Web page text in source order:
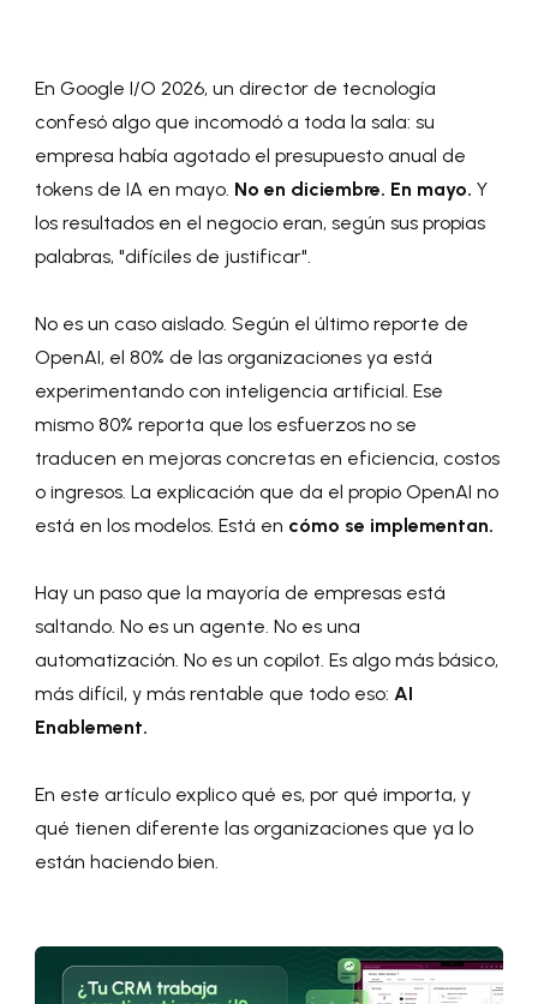
En Google I/O 2026, un director de tecnología
confesó algo que incomodó a toda la sala: su
empresa había agotado el presupuesto anual de
tokens de IA en mayo. No en diciembre. En mayo. Y
los resultados en el negocio eran, según sus propias
palabras, "difíciles de justificar".
No es un caso aislado. Según el último reporte de
OpenAI, el 80% de las organizaciones ya está
experimentando con inteligencia artificial. Ese
mismo 80% reporta que los esfuerzos no se
traducen en mejoras concretas en eficiencia, costos
o ingresos. La explicación que da el propio OpenAI no
está en los modelos. Está en cómo se implementan.
Hay un paso que la mayoría de empresas está
saltando. No es un agente. No es una
automatización. No es un copilot. Es algo más básico,
más difícil, y más rentable que todo eso:AI
Enablement.
En este artículo explico qué es, por qué importa, y
qué tienen diferente las organizaciones que ya lo
están haciendo bien.